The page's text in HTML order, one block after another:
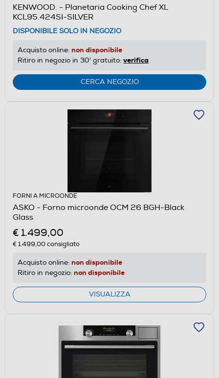
KENWOOD. - Planetaria Cooking Chef XL
KCL95.424SI-SILVER
DISPONIBILE SOLO IN NEGOZIO
Acquisto online: non disponibile
Ritiro in negozio in 30' gratuito: verifica
CERCA NEGOZIO
FORNI A MICROONDE
ASKO - Forno microonde OCM 26 BGH-Black
Glass
€ 1.499,00
€ 1.499,00consigliato
Acquisto online: non disponibile
Ritiro in negozio: non disponibile
VISUALIZZA